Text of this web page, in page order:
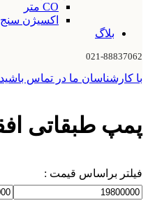
CO متر
اکسیژن سنج
بلاگ
021-88837062
با کارشناسان ما در تماس باشید
پمپ طبقاتی
فیلتر براساس قیمت :